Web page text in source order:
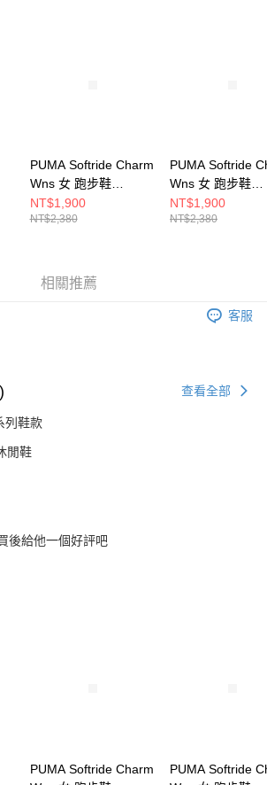
PUMA Softride Charm
Wns 女 跑步鞋
31296611
NT$1,900
NT$2,380
PUMA Softride
Wns 女 跑步鞋
31296606
NT$1,900
NT$2,380
相關推薦
客服
查看全部
列鞋款
閒鞋
後給他一個好評吧
PUMA Softride Charm
PUMA Softride